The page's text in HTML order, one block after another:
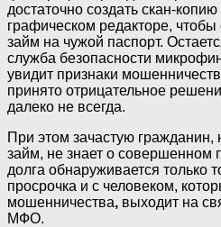
достаточно создать скан-
графическом редакторе,
займ на чужой паспорт.
служба безопасности
увидит признаки
принято отрицательное
далеко не всегда.
При этом зачастую
займ, не знает о совершенном
долга обнаруживается только
просрочка и с человеком,
мошенничества, выходит на
МФО.